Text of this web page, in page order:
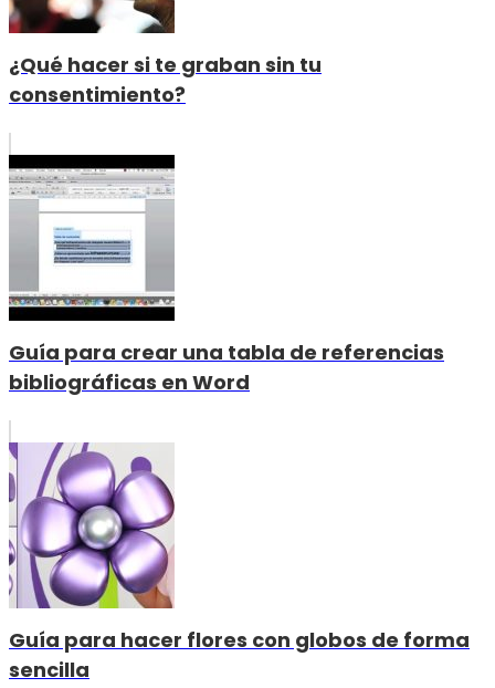
¿Qué hacer si te graban sin tu
consentimiento?
Guía para crear una tabla de referencias
bibliográficas en Word
Guía para hacer flores con globos de forma
sencilla